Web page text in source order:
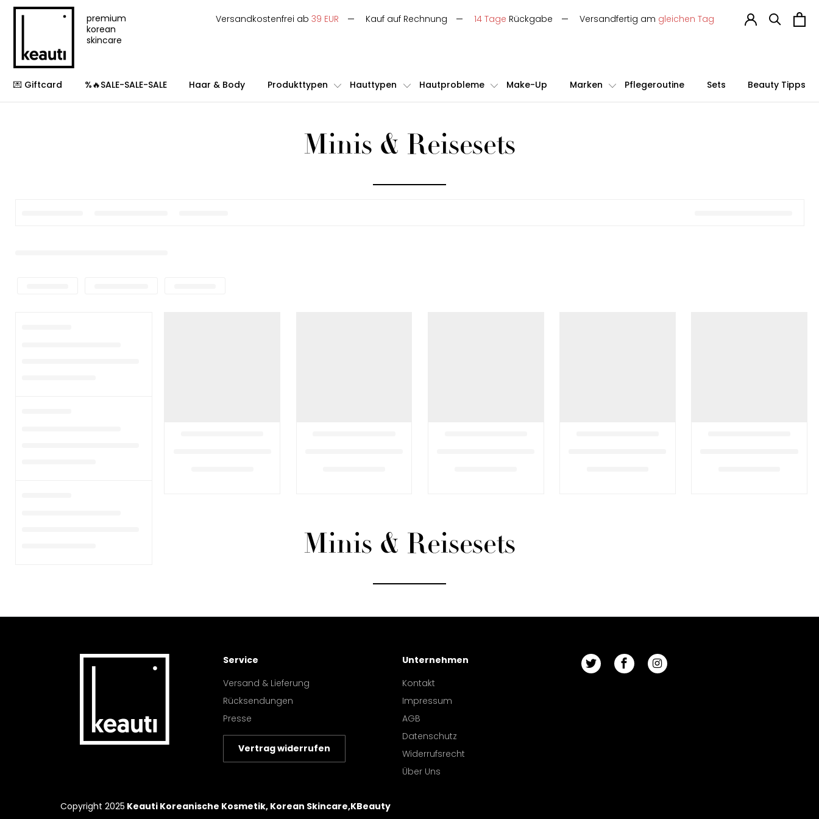
premium
korean
skincare
Versandkostenfrei ab 39 EUR Kauf auf Rechnung 14 Tage Rückgabe Versandfertig am gleichen Tag
💌 Giftcard %🔥SALE-SALE-SALE Haar & Body Produkttypen Hauttypen Hautprobleme Make-Up Marken Pflegeroutine Sets Beauty Tipps
Minis & Reisesets
Minis & Reisesets
Service
Versand & Lieferung
Rücksendungen
Presse
Vertrag widerrufen
Unternehmen
Kontakt
Impressum
AGB
Datenschutz
Widerrufsrecht
Über Uns
Copyright 2025 Keauti Koreanische Kosmetik, Korean Skincare,KBeauty